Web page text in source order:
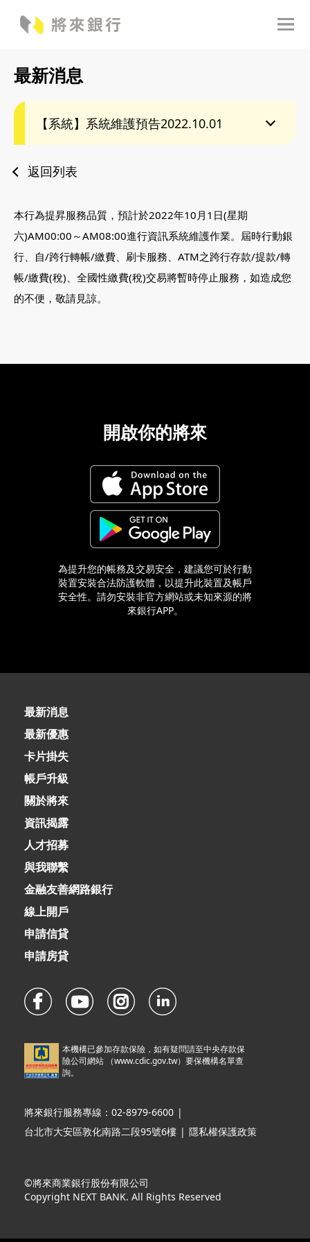
最新消息
【系統】系統維護預告2022.10.01
返回列表
本行為提昇服務品質，預計於2022年10月1日(星期
六)AM00:00～AM08:00進行資訊系統維護作業。屆時行動銀
行、自/跨行轉帳/繳費、刷卡服務、ATM之跨行存款/提款/轉
帳/繳費(稅)、全國性繳費(稅)交易將暫時停止服務，如造成您
的不便，敬請見諒。
開啟你的將來
為提升您的帳務及交易安全，建議您可於行動
裝置安裝合法防護軟體，以提升此裝置及帳戶
安全性。請勿安裝非官方網站或未知來源的將
來銀行APP。
最新消息
最新優惠
卡片掛失
帳戶升級
關於將來
資訊揭露
人才招募
與我聯繫
金融友善網路銀行
線上開戶
申請信貸
申請房貸
本機構已參加存款保險，如有疑問請至中央存款保
險公司網站 （www.cdic.gov.tw）要保機構名單查
詢。
將來銀行服務專線：02-8979-6600 |
台北市大安區敦化南路二段95號6樓 | 隱私權保護政策
©將來商業銀行股份有限公司
Copyright NEXT BANK. All Rights Reserved